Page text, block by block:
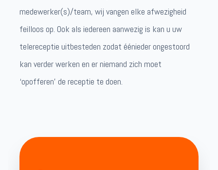
medewerker(s)/team, wij vangen elke afwezigheid
feilloos op. Ook als iedereen aanwezig is kan u uw
telereceptie uitbesteden zodat éénieder ongestoord
kan verder werken en er niemand zich moet
‘opofferen’ de receptie te doen.